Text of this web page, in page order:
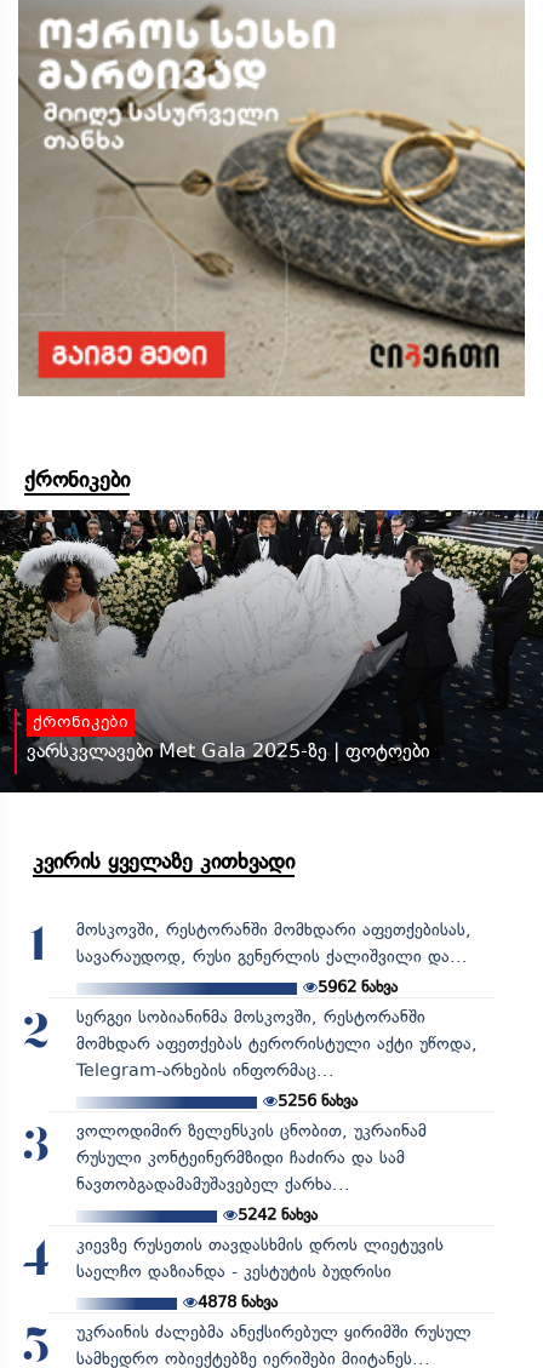
ქრონიკები
ქრონიკები
ვარსკვლავები Met Gala 2025-ზე | ფოტოები
კვირის ყველაზე კითხვადი
1
მოსკოვში, რესტორანში მომხდარი აფეთქებისას,
სავარაუდოდ, რუსი გენერლის ქალიშვილი და...
5962 ნახვა
2
სერგეი სობიანინმა მოსკოვში, რესტორანში
მომხდარ აფეთქებას ტერორისტული აქტი უწოდა,
Telegram-არხების ინფორმაც...
5256ნახვა
3
ვოლოდიმირ ზელენსკის ცნობით, უკრაინამ
რუსული კონტეინერმზიდი ჩაძირა და სამ
ნავთობგადამამუშავებელ ქარხა...
5242ნახვა
4
კიევზე რუსეთის თავდასხმის დროს ლიეტუვის
საელჩო დაზიანდა - კესტუტის ბუდრისი
4878ნახვა
5
უკრაინის ძალებმა ანექსირებულ ყირიმში რუსულ
სამხედრო ობიექტებზე იერიშები მიიტანეს...